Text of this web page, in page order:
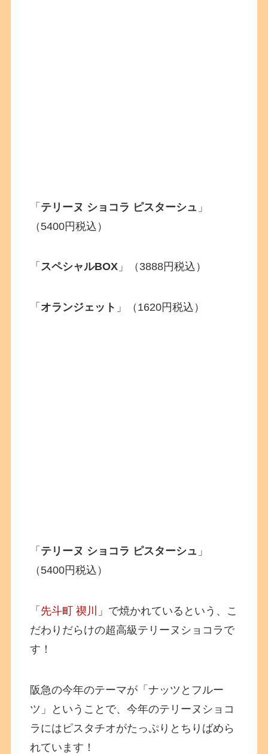
「 テリーヌ ショコラ ピスターシュ 」
（5400円税込）
「 スペシャルBOX 」（3888円税込）
「 オランジェット 」（1620円税込）
「 テリーヌ ショコラ ピスターシュ 」
（5400円税込）
「 先斗町 禊川
」で焼かれているという、こ
だわりだらけの超高級テリーヌショコラで
す！
阪急の今年のテーマが「ナッツとフルー
ツ」ということで、今年のテリーヌショコ
ラにはピスタチオがたっぷりとちりばめら
れています！